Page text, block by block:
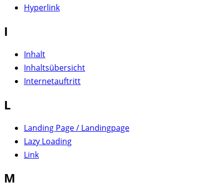
Hyperlink
I
Inhalt
Inhaltsübersicht
Internetauftritt
L
Landing Page / Landingpage
Lazy Loading
Link
M